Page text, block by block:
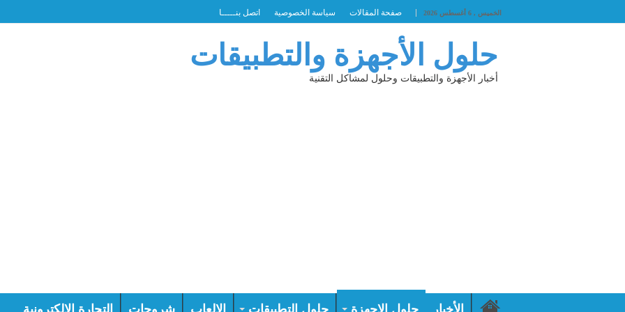
الخميس , 6 أغسطس 2026 صفحة المقالات سياسة الخصوصية اتصل بنـــــا
حلول الأجهزة والتطبيقات
أخبار الأجهزة والتطبيقات وحلول لمشاكل التقنية
الأخبار حلول الاجهزة حلول التطبيقات الالعاب شروحات التجارة الالكترونية